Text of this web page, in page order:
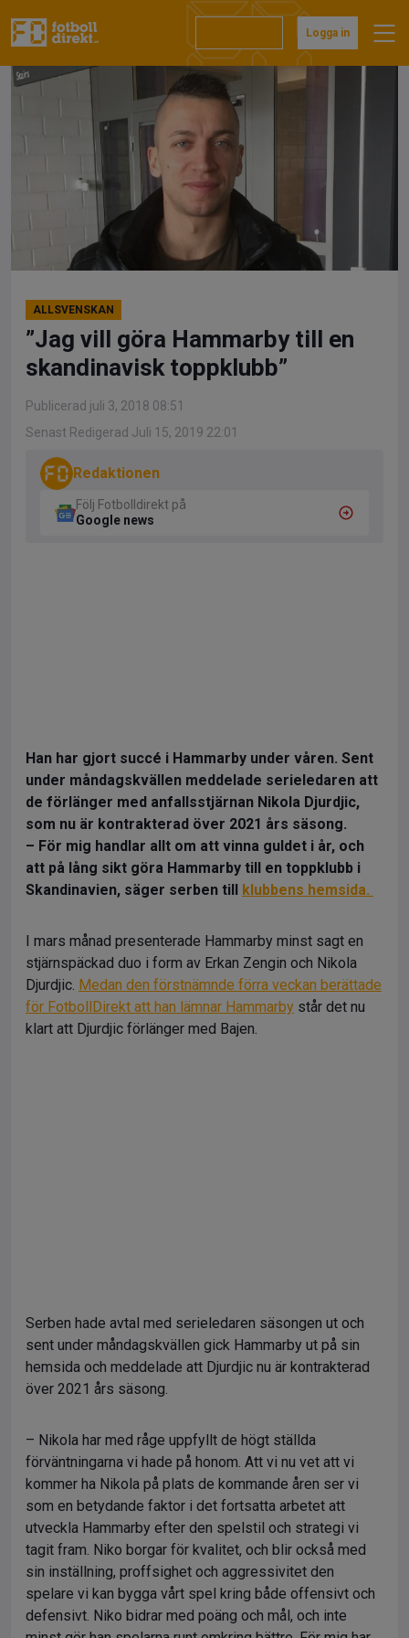
till
Logga in
ALLSVENSKAN
”Jag vill göra Hammarby till en
skandinavisk toppklubb”
Publicerad juli 3, 2018 08:51
Senast Redigerad Juli 15, 2019 22:01
Redaktionen
Följ Fotbolldirekt på
Google news
Han har gjort succé i Hammarby under våren. Sent
under måndagskvällen meddelade serieledaren att
de förlänger med anfallsstjärnan Nikola Djurdjic,
som nu är kontrakterad över 2021 års säsong.
– För mig handlar allt om att vinna guldet i år, och
att på lång sikt göra Hammarby till en toppklubb i
Skandinavien, säger serben till klubbens hemsida.
I mars månad presenterade Hammarby minst sagt en
stjärnspäckad duo i form av Erkan Zengin och Nikola
Djurdjic. Medan den förstnämnde förra veckan berättade
för FotbollDirekt att han lämnar Hammarby står det nu
klart att Djurdjic förlänger med Bajen.
Serben hade avtal med serieledaren säsongen ut och
sent under måndagskvällen gick Hammarby ut på sin
hemsida och meddelade att Djurdjic nu är kontrakterad
över 2021 års säsong.
– Nikola har med råge uppfyllt de högt ställda
förväntningarna vi hade på honom. Att vi nu vet att vi
kommer ha Nikola på plats de kommande åren ser vi
som en betydande faktor i det fortsatta arbetet att
utveckla Hammarby efter den spelstil och strategi vi
tagit fram. Niko borgar för kvalitet, och blir också med
sin inställning, proffsighet och aggressivitet den
spelare vi kan bygga vårt spel kring både offensivt och
defensivt. Niko bidrar med poäng och mål, och inte